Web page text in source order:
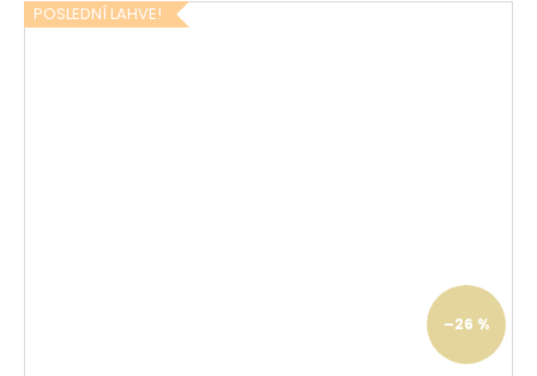
POSLEDNÍ LAHVE!
–26 %